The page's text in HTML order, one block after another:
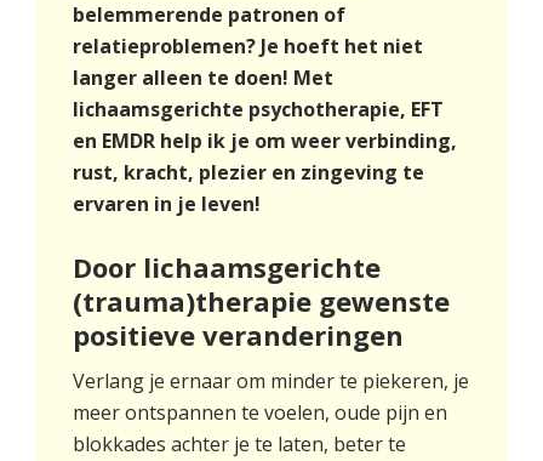
belemmerende patronen of
relatieproblemen?Je hoeft het niet
langer alleen te doen! Met
lichaamsgerichte psychotherapie, EFT
en EMDR help ik je om weer verbinding,
rust, kracht, plezier en zingeving te
ervaren in je leven!
Door lichaamsgerichte
(trauma)therapie gewenste
positieve veranderingen
Verlang je ernaar om minder te piekeren, je
meer ontspannen te voelen, oude pijn en
blokkades achter je te laten, beter te